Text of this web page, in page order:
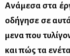
Ανά­με­σα στα
οδή­γη­σε σε
με­να που
και πώς τα